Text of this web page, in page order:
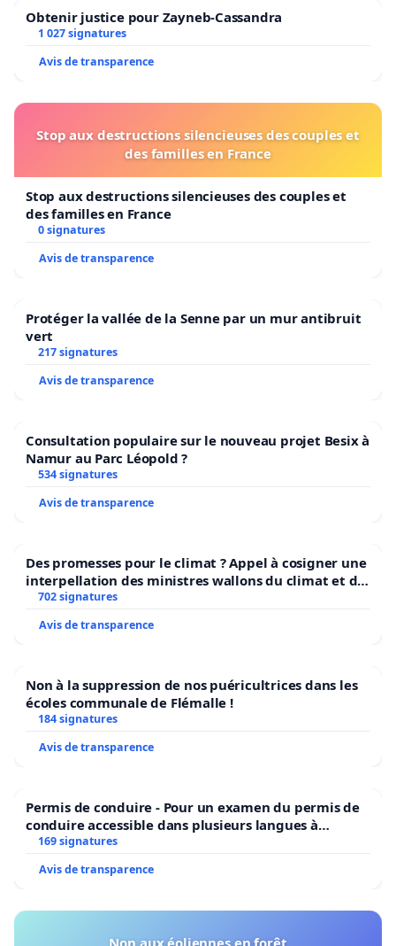
Obtenir justice pour Zayneb-Cassandra
1 027 signatures
Avis de transparence
Stop aux destructions silencieuses des couples et
des familles en France
Stop aux destructions silencieuses des couples et
des familles en France
0 signatures
Avis de transparence
Protéger la vallée de la Senne par un mur antibruit
vert
217 signatures
Avis de transparence
Consultation populaire sur le nouveau projet Besix à
Namur au Parc Léopold ?
534 signatures
Avis de transparence
Des promesses pour le climat ? Appel à cosigner une
interpellation des ministres wallons du climat et de
l’environnement.
702 signatures
Avis de transparence
Non à la suppression de nos puéricultrices dans les
écoles communale de Flémalle !
184 signatures
Avis de transparence
Permis de conduire - Pour un examen du permis de
conduire accessible dans plusieurs langues à
Bruxelles
169 signatures
Avis de transparence